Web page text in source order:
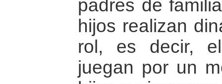
padres de
hijos realizan
rol, es decir,
juegan por un